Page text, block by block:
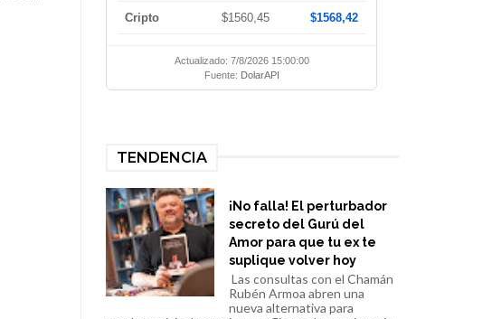
Cripto $1560,45 $1568,42
Actualizado: 7/8/2026 15:00:00
Fuente: DolarAPI
TENDENCIA
¡No falla! El perturbador
secreto del Gurú del
Amor para que tu ex te
suplique volver hoy
Las consultas con el Chamán
Rubén Armoa abren una
nueva alternativa para